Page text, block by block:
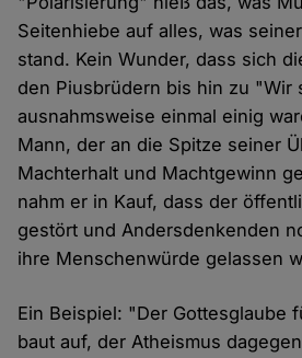
Seitenhiebe auf alles, was
stand. Kein Wunder, dass sich
den Piusbrüdern bis hin zu "Wir
ausnahmsweise einmal einig
Mann, der an die Spitze seiner
Machterhalt und Machtgewinn
nahm er in Kauf, dass der
gestört und Andersdenkenden
ihre Menschenwürde gelassen
Ein Beispiel: "Der Gottesglaube
baut auf, der Atheismus